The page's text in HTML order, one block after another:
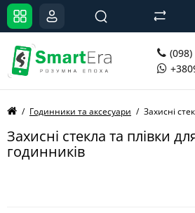
Годинники та аксесуари Захисні
Захисні стекла та плівки
годинників